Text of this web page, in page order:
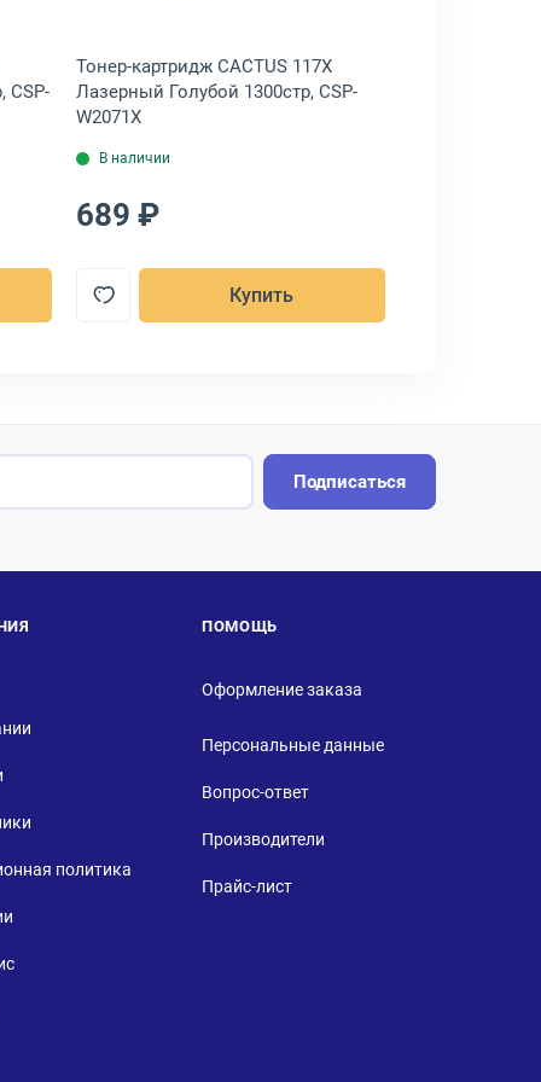
CSP-
Тонер-картридж CACTUS 117X
Лазерный Голубой 1300стр, CSP-
W2071X
В наличии
689 ₽
Купить
Подписаться
политика
ПОМОЩЬ
Оформление заказа
Персональные данные
Вопрос-ответ
Производители
Прайс-лист